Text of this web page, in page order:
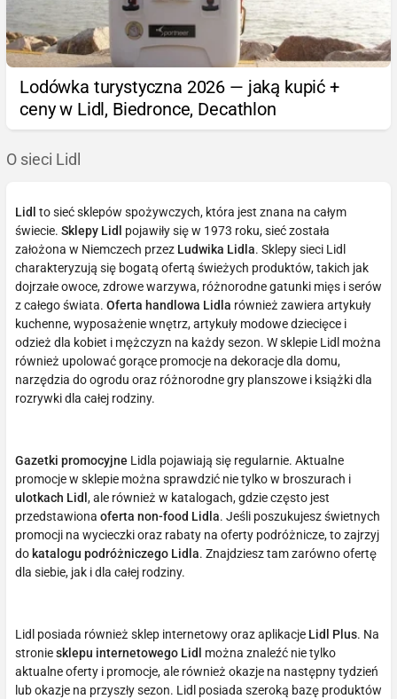
Lodówka turystyczna 2026 — jaką kupić +
ceny w Lidl, Biedronce, Decathlon
O sieci Lidl
Lidl to sieć sklepów spożywczych, która jest znana na całym
świecie. Sklepy Lidl pojawiły się w 1973 roku, sieć została
założona w Niemczech przez Ludwika Lidla. Sklepy sieci Lidl
charakteryzują się bogatą ofertą świeżych produktów, takich jak
dojrzałe owoce, zdrowe warzywa, różnorodne gatunki mięs i serów
z całego świata. Oferta handlowa Lidla również zawiera artykuły
kuchenne, wyposażenie wnętrz, artykuły modowe dziecięce i
odzież dla kobiet i mężczyzn na każdy sezon. W sklepie Lidl można
również upolować gorące promocje na dekoracje dla domu,
narzędzia do ogrodu oraz różnorodne gry planszowe i książki dla
rozrywki dla całej rodziny.
Gazetki promocyjne Lidla pojawiają się regularnie. Aktualne
promocje w sklepie można sprawdzić nie tylko w broszurach i
ulotkach Lidl , ale również w katalogach, gdzie często jest
przedstawiona oferta non-food Lidla. Jeśli poszukujesz świetnych
promocji na wycieczki oraz rabaty na oferty podróżnicze, to zajrzyj
do katalogu podróżniczego Lidla. Znajdziesz tam zarówno ofertę
dla siebie, jak i dla całej rodziny.
Lidl posiada również sklep internetowy oraz aplikacje Lidl Plus. Na
stroniesklepu internetowego Lidl
można znaleźć nie tylko
aktualne oferty i promocje, ale również okazje na następny tydzień
lub okazje na przyszły sezon. Lidl posiada szeroką bazę produktów